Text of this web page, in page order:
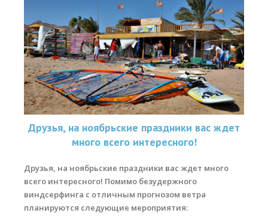
Друзья, на ноябрьские праздники вас ждет
много всего интересного!
Друзья, на ноябрьские праздники вас ждет много
всего интересного! Помимо безудержного
виндсерфинга с отличным прогнозом ветра
планируются следующие мероприятия: